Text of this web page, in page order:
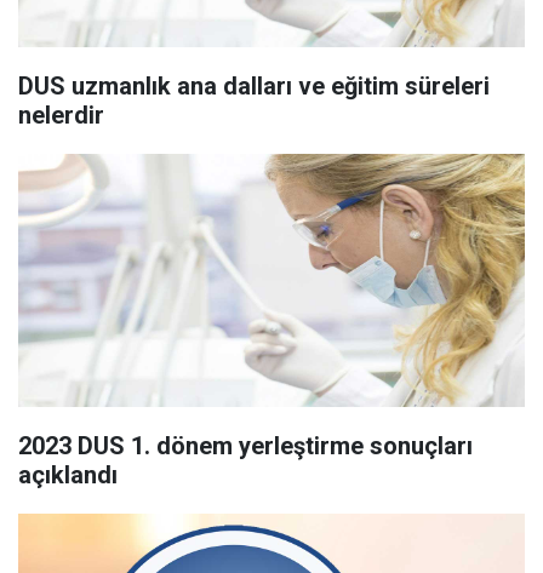
DUS uzmanlık ana dalları ve eğitim süreleri
nelerdir
2023 DUS 1. dönem yerleştirme sonuçları
açıklandı